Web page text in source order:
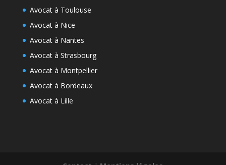
Avocat à Toulouse
Avocat à Nice
Avocat à Nantes
Avocat à Strasbourg
Avocat à Montpellier
Avocat à Bordeaux
Avocat à Lille